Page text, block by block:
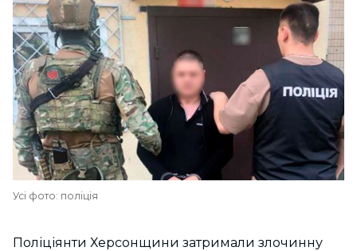
Усі фото: поліція
Поліціянти Херсонщини затримали злочинну